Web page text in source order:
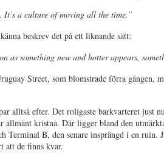
It’s a culture of moving all the time.”
beskrev det på ett liknande sätt:
as something new and hotter appears,
Street, som blomstrade förra gången,
alltså efter. Det roligaste barkvarteret just
allmänt kristna. Där ligger bland den
Terminal B, den senare insprängd i en ruin.
att de finns kvar.